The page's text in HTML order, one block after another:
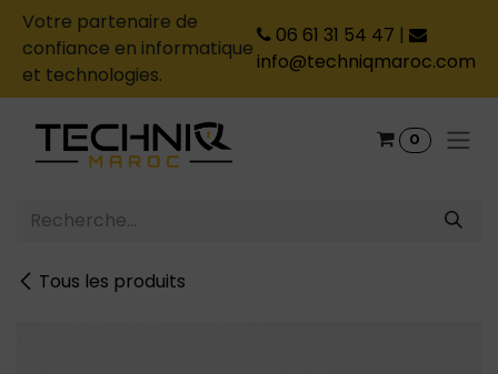
Votre partenaire de
confiance en informatique
et technologies.
06 61 31 54 47 |
info@techniqmaroc.com
0
Tous les produits